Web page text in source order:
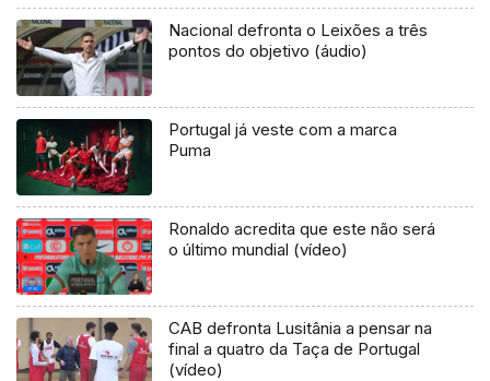
Nacional defronta o Leixões a três
pontos do objetivo (áudio)
Portugal já veste com a marca
Puma
Ronaldo acredita que este não será
o último mundial (vídeo)
CAB defronta Lusitânia a pensar na
final a quatro da Taça de Portugal
(vídeo)